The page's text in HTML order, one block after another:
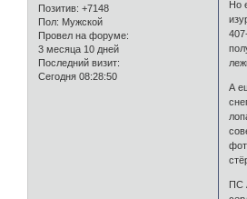
Позитив: +7148
Пол: Мужской
Провел на форуме:
3 месяца 10 дней
Последний визит:
Сегодня 08:28:50
Но
А
ПС